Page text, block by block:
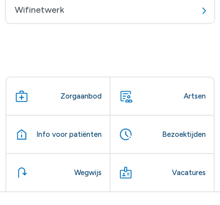
Wifinetwerk
Zorgaanbod Artsen
Info voor patiënten Bezoektijden
Wegwijs Vacatures